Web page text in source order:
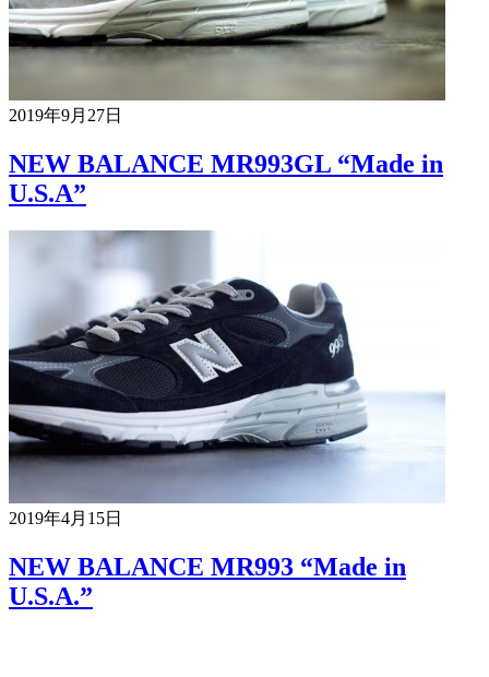
2019年9月27日
NEW BALANCE MR993GL “Made in
U.S.A”
2019年4月15日
NEW BALANCE MR993 “Made in
U.S.A.”